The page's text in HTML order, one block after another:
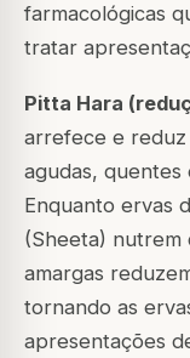
farmacológicas
tratar
Pitta Hara
arrefece e reduz
agudas, quentes
Enquanto ervas
(Sheeta) nutrem
amargas
tornando as
apresentações